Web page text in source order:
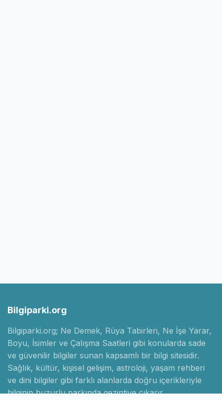
Bilgiparki.org
Bilgiparki.org; Ne Demek, Rüya Tabirleri, Ne İşe Yarar,
Boyu, İsimler ve Çalışma Saatleri gibi konularda sade
ve güvenilir bilgiler sunan kapsamlı bir bilgi sitesidir.
Sağlık, kültür, kişisel gelişim, astroloji, yaşam rehberi
ve dini bilgiler gibi farklı alanlarda doğru içerikleriyle
bilginin huzurlu parkında gezintiye çıkarır.